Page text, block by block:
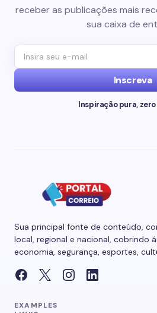
receber as publicações mais
sua caixa de
Inscreva
Inspiração pura, zero
Sua principal fonte de conteúdo,
local, regional e nacional, cobrindo
economia, segurança, esportes,
EXAMPLES